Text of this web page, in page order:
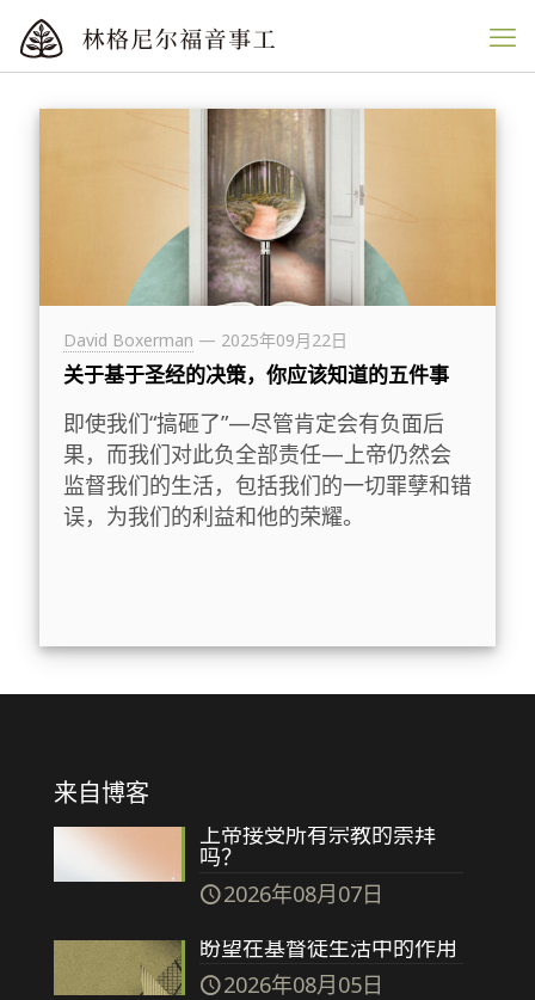
David Boxerman — 2025年09月22日
关于基于圣经的决策，你应该知道的五件事
即使我们“搞砸了”—尽管肯定会有负面后
果，而我们对此负全部责任—上帝仍然会
监督我们的生活，包括我们的一切罪孽和错
误，为我们的利益和他的荣耀。
来自博客
上帝接受所有宗教的崇拜
吗？
2026年08月07日
盼望在基督徒生活中的作用
2026年08月05日